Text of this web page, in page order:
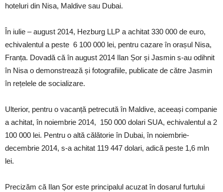
hoteluri din Nisa, Maldive sau Dubai.
În iulie – august 2014, Hezburg LLP a achitat 330 000 de euro,
echivalentul a peste 6 100 000 lei, pentru cazare în orașul Nisa,
Franța. Dovadă că în august 2014 Ilan Șor și Jasmin s-au odihnit
în Nisa o demonstrează și fotografiile, publicate de către Jasmin
în rețelele de socializare.
Ulterior, pentru o vacanță petrecută în Maldive, aceeași companie
a achitat, în noiembrie 2014, 150 000 dolari SUA, echivalentul a 2
100 000 lei. Pentru o altă călătorie în Dubai, în noiembrie-
decembrie 2014, s-a achitat 119 447 dolari, adică peste 1,6 mln
lei.
Precizăm că Ilan Șor este principalul acuzat în dosarul furtului